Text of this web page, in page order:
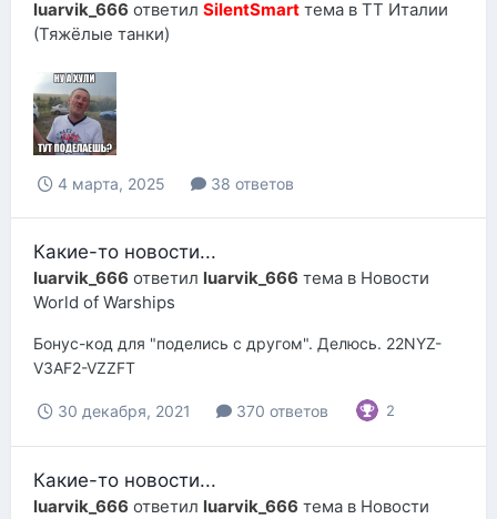
luarvik_666 ответил SilentSmart тема в ТТ Италии
(Тяжёлые танки)
4 марта, 2025 38 ответов
Какие-то новости...
luarvik_666 ответил luarvik_666 тема в Новости
World of Warships
Бонус-код для "поделись с другом". Делюсь. 22NYZ-
V3AF2-VZZFT
30 декабря, 2021 370 ответов 2
Какие-то новости...
luarvik_666 ответил luarvik_666 тема в Новости